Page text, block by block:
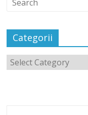
Categorii